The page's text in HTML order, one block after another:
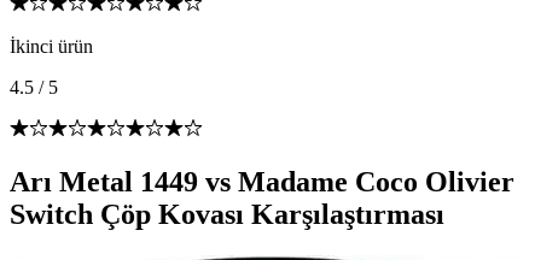
İkinci ürün
4.5 / 5
Arı Metal 1449 vs Madame Coco Olivier
Switch Çöp Kovası Karşılaştırması